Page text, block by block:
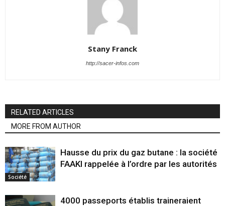
Stany Franck
http://sacer-infos.com
RELATED ARTICLES
MORE FROM AUTHOR
Société
Hausse du prix du gaz butane : la société
FAAKI rappelée à l’ordre par les autorités
4000 passeports établis traineraient